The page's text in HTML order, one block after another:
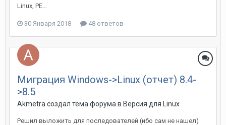
Linux, РЕ...
30 Января 2018 48 ответов
Миграция Windows->Linux (отчет) 8.4-
>8.5
Akmetra создал тема форума в Версия для Linux
Решил выложить для последователей (ибо сам не нашел)